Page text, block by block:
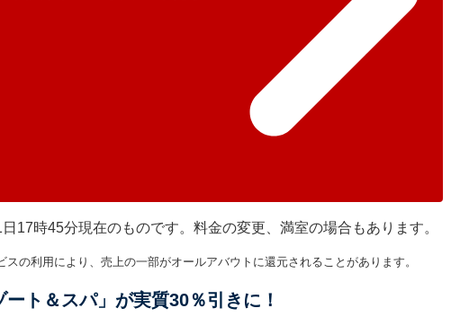
17時45分現在のものです。料金の変更、満室の場合もあります。
の利用により、売上の一部がオールアバウトに還元されることがあります。
ート＆スパ」が実質30％引きに！